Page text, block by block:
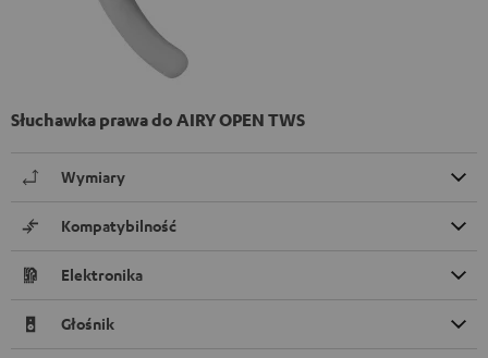
Słuchawka prawa do AIRY OPEN TWS
Wymiary
Kompatybilność
Elektronika
Głośnik